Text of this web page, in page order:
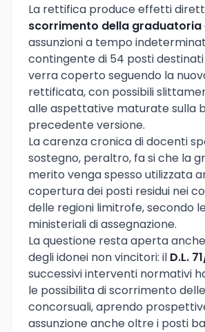
La rettifica produce effetti
scorrimento della graduatoria
assunzioni a tempo
contingente di 54 posti
verra coperto seguendo la
rettificata, con possibili
alle aspettative maturate sulla
precedente versione.
La carenza cronica di docenti
sostegno, peraltro, fa si che la
merito venga spesso utilizzata
copertura dei posti residui nei
delle regioni limitrofe, secondo
ministeriali di assegnazione.
La questione resta aperta
degli idonei non vincitori: il D.L.
successivi interventi normativi
le possibilita di scorrimento
concorsuali, aprendo
assunzione anche oltre i posti